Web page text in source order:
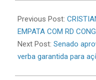
06-
17
Previous Post:
EMPATA COM RD
Next Post: Senado
verba garantida para